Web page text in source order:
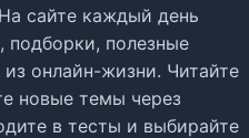
сайте каждый день
полезные
онлайн-жизни. Читайте
новые темы через
в тесты и выбирайте